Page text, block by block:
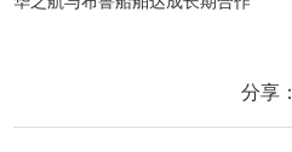
分享：